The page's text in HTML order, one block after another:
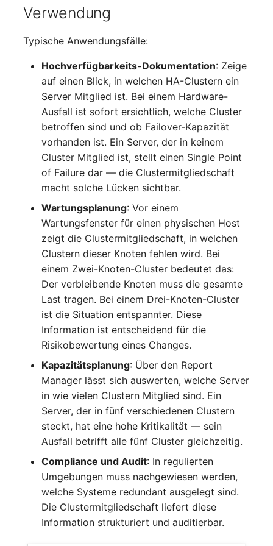
Release Notes 1.18
Release Notes 1.17
Release Notes 1.16
Release Notes 1.14
Release Notes 1.13
Release Notes 1.12
Release Notes 1.11
Release Notes 1.10
Release Notes 1.9
Release Notes 1.8
Release Notes 1.7
Changelog 20
Changelogs 1.19.x
Changelogs 1.18.x
Changelogs 1.17.x
Changelogs 1.16.x
Changelogs 1.15.x
Changelogs 1.14.x
Changelogs 1.13.x
Changelogs 1.12.x
Changelogs 1.11.x
Changelogs 1.10.x
Changelogs 1.9.x
Changelogs 1.8.x
Changelogs 1.7.x
Changelogs 1.6.x
Changelogs 1.5.x
FC-Switch
Flugzeug
Kabeltrasse
Klimaanlage
Konverter
Kryptokarte
KVM-Switch
Layer-2-Netz
Layer-3-Netz
Leerrohr
Leitungsnetz
Lizenzen
Middleware
IP Address Management
Komplexe Reports
Passwörter verwalten
Prod→Test Datenbank-
Synchronisation
Standort-basierte
Benutzerrechte
Standorte
Switch Stacking
Variable Reports
VM provisionieren
(veraltet)
Nagios
OCS Inventory NG
Relocate-CI
Replacement
Rights Documentation
SHD Connect
URL-Router
VIVA2 (IT-
Grundschutz)
Workflow
DIY Daten-Import
Dashboard Widget
programmieren
Verwendung
Typische Anwendungsfälle:
Hochverfügbarkeits-Dokumentation: Zeige
auf einen Blick, in welchen HA-Clustern ein
Server Mitglied ist. Bei einem Hardware-
Ausfall ist sofort ersichtlich, welche Cluster
betroffen sind und ob Failover-Kapazität
vorhanden ist. Ein Server, der in keinem
Cluster Mitglied ist, stellt einen Single Point
of Failure dar — die Clustermitgliedschaft
macht solche Lücken sichtbar.
Wartungsplanung: Vor einem
Wartungsfenster für einen physischen Host
zeigt die Clustermitgliedschaft, in welchen
Clustern dieser Knoten fehlen wird. Bei
einem Zwei-Knoten-Cluster bedeutet das:
Der verbleibende Knoten muss die gesamte
Last tragen. Bei einem Drei-Knoten-Cluster
ist die Situation entspannter. Diese
Information ist entscheidend für die
Risikobewertung eines Changes.
Kapazitätsplanung: Über den Report
Manager lässt sich auswerten, welche Server
in wie vielen Clustern Mitglied sind. Ein
Server, der in fünf verschiedenen Clustern
steckt, hat eine hohe Kritikalität — sein
Ausfall betrifft alle fünf Cluster gleichzeitig.
Compliance und Audit: In regulierten
Umgebungen muss nachgewiesen werden,
welche Systeme redundant ausgelegt sind.
Die Clustermitgliedschaft liefert diese
Information strukturiert und auditierbar.